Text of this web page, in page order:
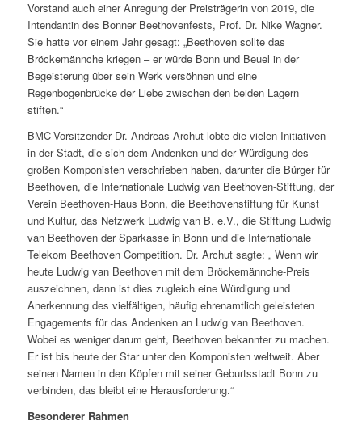
Vorstand auch einer Anregung der Preisträgerin von 2019, die
Intendantin des Bonner Beethovenfests, Prof. Dr. Nike Wagner.
Sie hatte vor einem Jahr gesagt: „Beethoven sollte das
Bröckemännche kriegen – er würde Bonn und Beuel in der
Begeisterung über sein Werk versöhnen und eine
Regenbogenbrücke der Liebe zwischen den beiden Lagern
stiften.“
BMC-Vorsitzender Dr. Andreas Archut lobte die vielen Initiativen
in der Stadt, die sich dem Andenken und der Würdigung des
großen Komponisten verschrieben haben, darunter die Bürger für
Beethoven, die Internationale Ludwig van Beethoven-Stiftung, der
Verein Beethoven-Haus Bonn, die Beethovenstiftung für Kunst
und Kultur, das Netzwerk Ludwig van B. e.V., die Stiftung Ludwig
van Beethoven der Sparkasse in Bonn und die Internationale
Telekom Beethoven Competition. Dr. Archut sagte: „ Wenn wir
heute Ludwig van Beethoven mit dem Bröckemännche-Preis
auszeichnen, dann ist dies zugleich eine Würdigung und
Anerkennung des vielfältigen, häufig ehrenamtlich geleisteten
Engagements für das Andenken an Ludwig van Beethoven.
Wobei es weniger darum geht, Beethoven bekannter zu machen.
Er ist bis heute der Star unter den Komponisten weltweit. Aber
seinen Namen in den Köpfen mit seiner Geburtsstadt Bonn zu
verbinden, das bleibt eine Herausforderung.“
Besonderer Rahmen